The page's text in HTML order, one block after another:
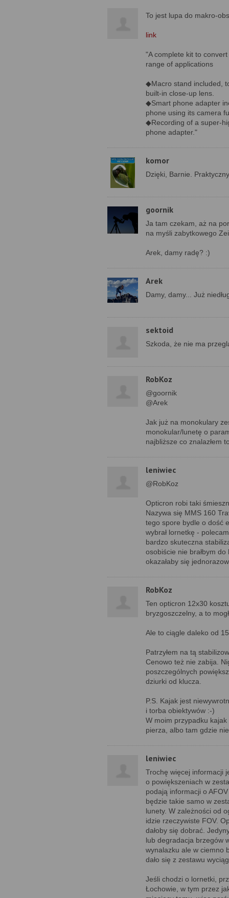
To jest lupa do makro-
link
"A complete kit to
range of applications
◆Macro stand included,
built-in close-up lens.
◆Smart phone adapter
phone using its camera
◆Recording of a super-
phone adapter."
komor
Dzięki, Barnie.
goornik
Ja tam czekam, aż na
na myśli zabytkowego
Arek, damy radę? :)
Arek
Damy, damy... Już
sektoid
Szkoda, że nie ma
RobKoz
@goornik
@Arek
Jak już na monokulary
monokular/lunetę o
najbliższe co znalazłem
leniwiec
@RobKoz
Opticron robi taki
Nazywa się MMS 160
tego spore bydle o dość
wybrał lornetkę -
bardzo skuteczna
osobiście nie brałbym
okazałaby się
RobKoz
Ten opticron 12x30
bryzgoszczelny, a to
Ale to ciągle daleko od
Patrzyłem na tą
Cenowo też nie zabija.
poszczególnych
dziurki od klucza.
P.S. Kajak jest
i torba obiektywów :-)
W moim przypadku
pierza, albo tam gdzie
leniwiec
Trochę więcej informacji
o powiększeniach w
podają informacji o
będzie takie samo w
lunety. W zależności od
idzie rzeczywiste FOV.
dałoby się dobrać.
lub degradacja brzegów
wynalazku ale w ciemno
dało się z zestawu
Jeśli chodzi o lornetki,
Łochowie, w tym przez